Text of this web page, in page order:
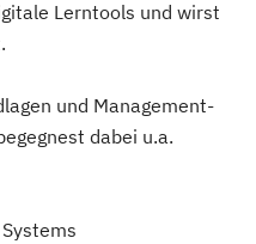
Lerntools und wirst
und Management-
dabei u.a.